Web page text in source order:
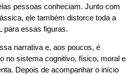
pessoas conheciam. Junto com
ele também distorce toda a
para essas figuras.
narrativa e, aos poucos, é
no sistema cognitivo, físico, moral e
Depois de acompanhar o início